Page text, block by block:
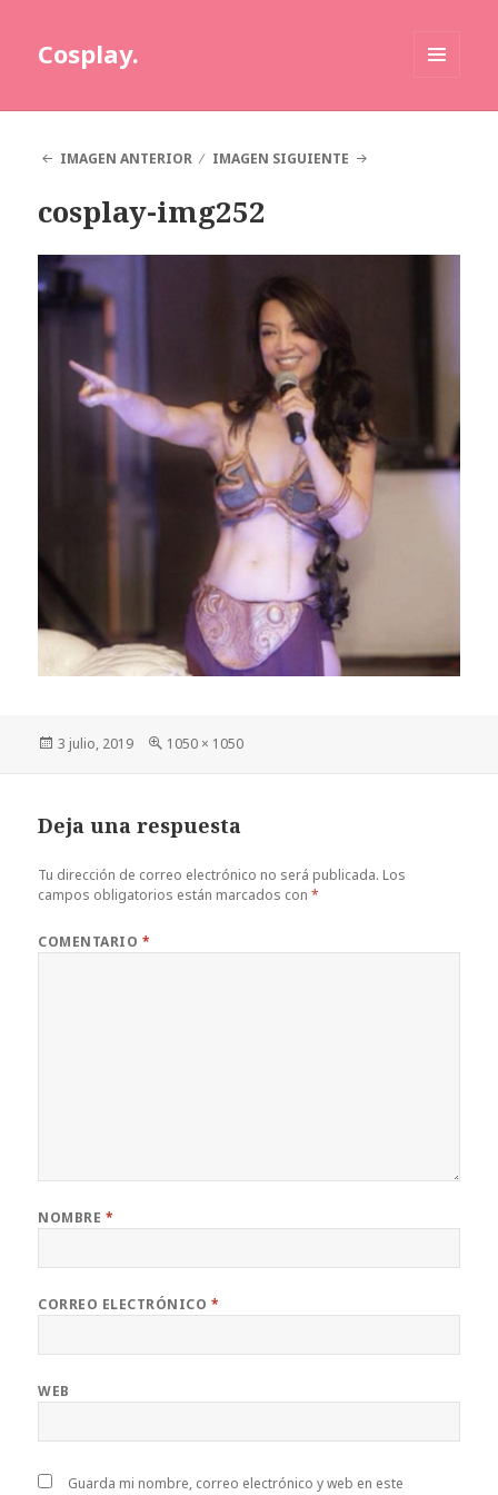
Cosplay.
IMAGEN ANTERIOR
IMAGEN SIGUIENTE
cosplay-img252
Publicado
3 julio, 2019
Tamaño
1050 × 1050
Deja una respuesta
Tu dirección de correo electrónico no será publicada. Los
campos obligatorios están marcados con*
COMENTARIO *
NOMBRE *
CORREO ELECTRÓNICO *
WEB
Guarda mi nombre, correo electrónico y web en este